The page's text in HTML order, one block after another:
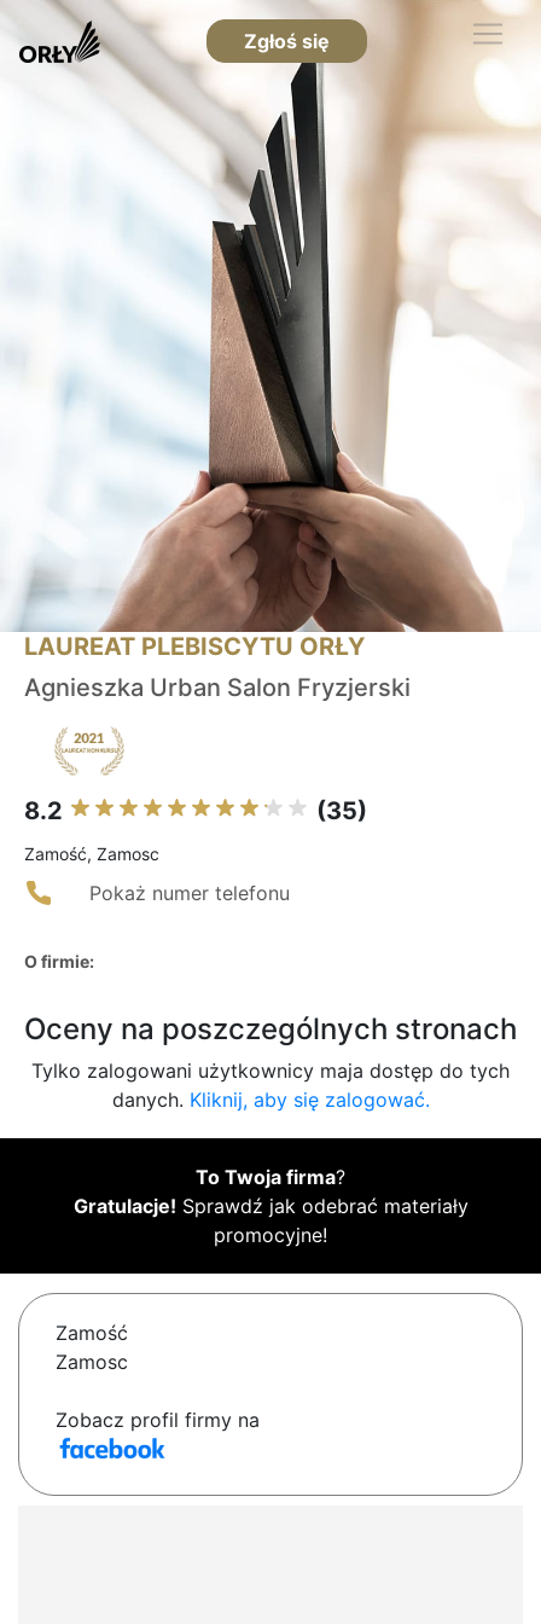
Zgłoś się
LAUREAT PLEBISCYTU ORŁY
Agnieszka Urban Salon Fryzjerski
8.2 (35)
Zamość, Zamosc
Pokaż numer telefonu
O firmie:
Oceny na poszczególnych stronach
Tylko zalogowani użytkownicy maja dostęp do tych
danych. Kliknij, aby się zalogować.
To Twoja firma?
Gratulacje! Sprawdź jak odebrać materiały
promocyjne!
Zamość
Zamosc
Zobacz profil firmy na